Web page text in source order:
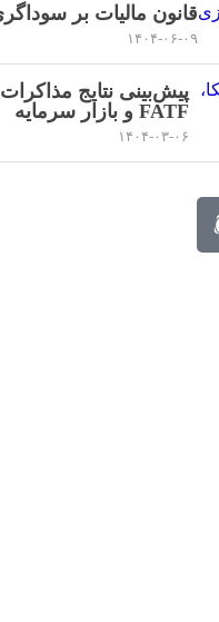
قانون مالیات بر
۱۴۰۴-۰۶-۰۹
پیش‌بینی نتایج مذاکرات
FATF و بازار سرمایه
۱۴۰۴-۰۳-۰۶